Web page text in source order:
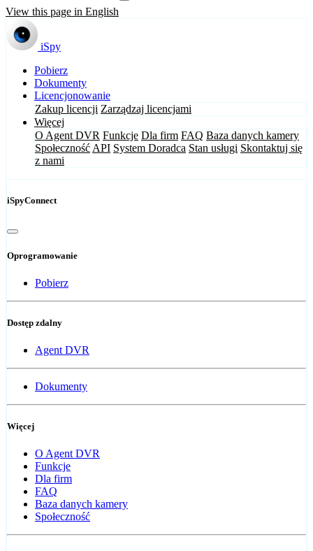
View this page in English
iSpy
Pobierz
Dokumenty
Licencjonowanie
Zakup licencji Zarządzaj licencjami
Więcej
O Agent DVR Funkcje Dla firm FAQ Baza danych kamery
Społeczność API System Doradca Stan usługi Skontaktuj się
z nami
iSpyConnect
Oprogramowanie
Pobierz
Dostęp zdalny
Agent DVR
Dokumenty
Więcej
O Agent DVR
Funkcje
Dla firm
FAQ
Baza danych kamery
Społeczność